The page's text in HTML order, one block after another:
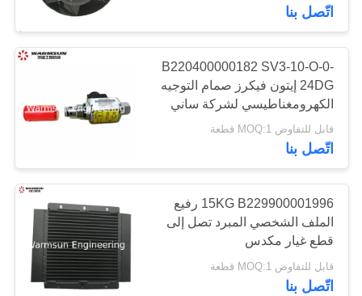
اطلب
اقتباس
خريطة
الموقع
PRIVACY
POLICY
مضخة الخرسانة
المستخدمة
32
11
اتّصل بنا
B220400000182 SV3-10-O-0-
24DG إيتون فيكرز صمام التوجيه
الكهرومغناطيسي لشركة ساني
قابل للتفاوض MOQ:1 قطعة
اتّصل بنا
15KG B229900001996 رفيع
الملف الشخصي المبرد تصل إلى
قطع غيار مكدس
قابل للتفاوض MOQ:1 قطعة
اتّصل بنا